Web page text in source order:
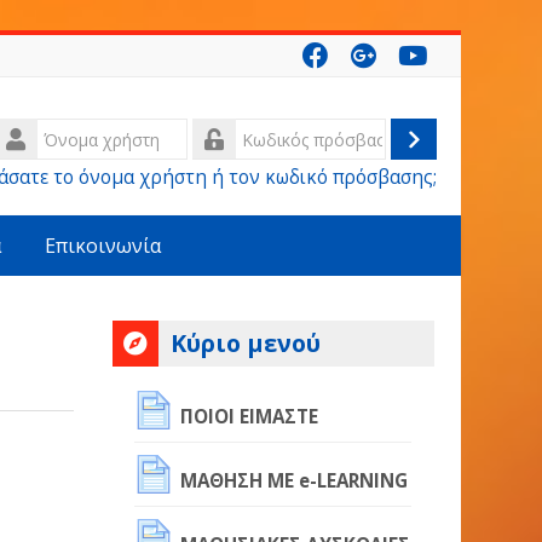
Σύνδεση
το όνομα χρήστη ή τον κωδικό πρόσβασης;
Επικοινωνία
Παράλειψη
Κύριο
μενού
Κύριο μενού
ΠΟΙΟΙ ΕΙΜΑΣΤΕ
ΜΑΘΗΣΗ ΜΕ e-LEARNING